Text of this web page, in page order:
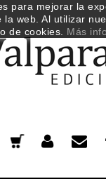
para mejorar la
la web. Al utilizar
de cookies. Más